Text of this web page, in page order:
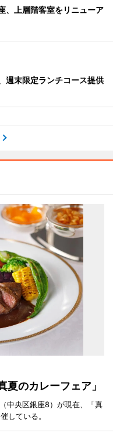
、上層階客室をリニューア
週末限定ランチコース提供
夏のカレーフェア」
中央区銀座8）が現在、「真
している。